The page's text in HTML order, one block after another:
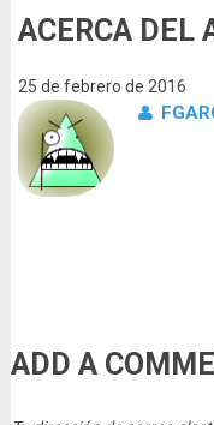
ACERCA DEL
25 de febrero de 2016
ADD A